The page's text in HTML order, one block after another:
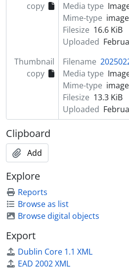
copy
Media type
Mime-type
Filesize 16.6 KiB
Uploaded
Thumbnail
copy
Filename
Media type
Mime-type
Filesize 13.3 KiB
Uploaded
Clipboard
Add
Explore
Reports
Browse as list
Browse digital objects
Export
Dublin Core 1.1 XML
EAD 2002 XML